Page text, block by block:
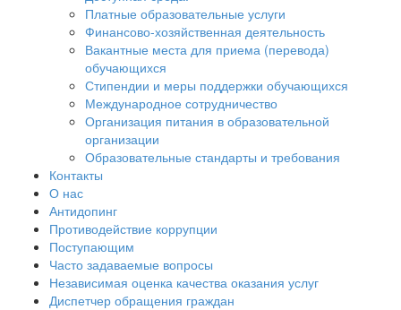
Платные образовательные услуги
Финансово-хозяйственная деятельность
Вакантные места для приема (перевода)
обучающихся
Стипендии и меры поддержки обучающихся
Международное сотрудничество
Организация питания в образовательной
организации
Образовательные стандарты и требования
Контакты
О нас
Антидопинг
Противодействие коррупции
Поступающим
Часто задаваемые вопросы
Независимая оценка качества оказания услуг
Диспетчер обращения граждан